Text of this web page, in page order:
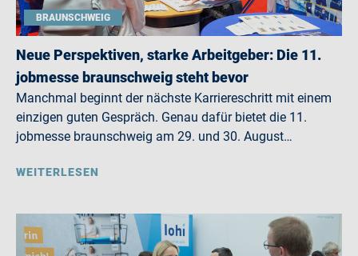
BRAUNSCHWEIG
Neue Perspektiven, starke Arbeitgeber: Die 11.
jobmesse braunschweig steht bevor
Manchmal beginnt der nächste Karriereschritt mit einem
einzigen guten Gespräch. Genau dafür bietet die 11.
jobmesse braunschweig am 29. und 30. August…
WEITERLESEN